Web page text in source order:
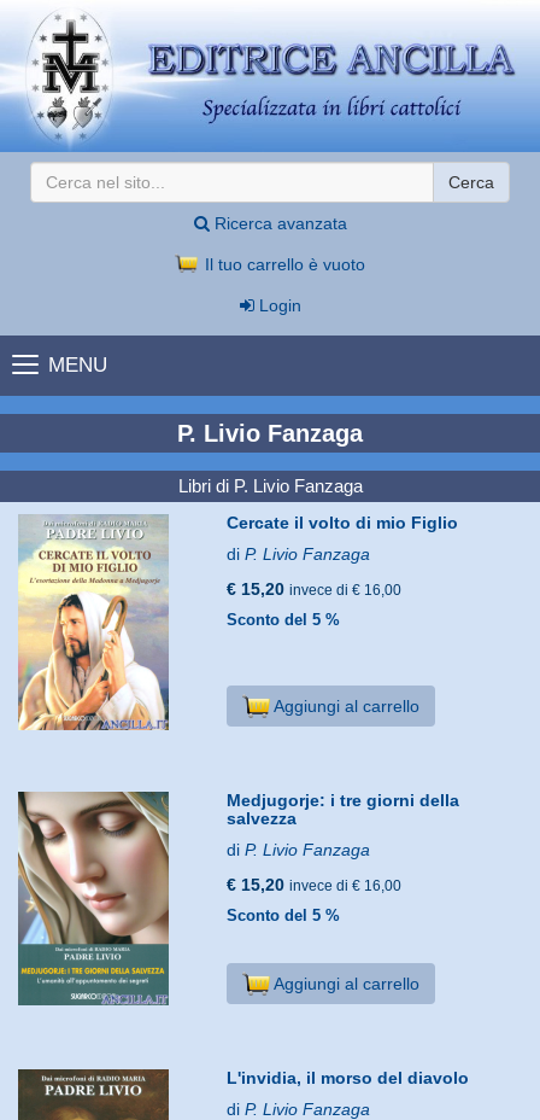
Cerca
Ricerca avanzata
Il tuo carrello è vuoto
Login
MENU
P. Livio Fanzaga
Libri di P. Livio Fanzaga
Cercate il volto di mio Figlio
diP. Livio Fanzaga
€ 15,20 invece di € 16,00
Sconto del 5 %
Aggiungi al carrello
Medjugorje: i tre giorni della
salvezza
diP. Livio Fanzaga
€ 15,20 invece di € 16,00
Sconto del 5 %
Aggiungi al carrello
L'invidia, il morso del diavolo
diP. Livio Fanzaga